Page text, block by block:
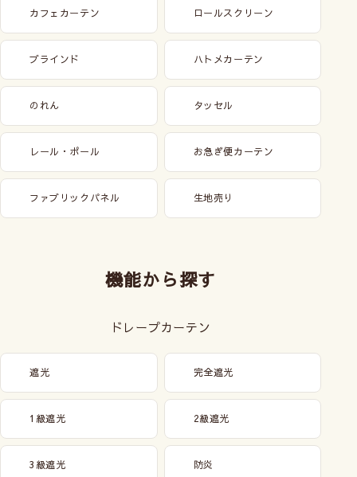
カフェカーテン ロールスクリーン
ブラインド ハトメカーテン
のれん タッセル
レール・ポール お急ぎ便カーテン
ファブリックパネル 生地売り
機能から探す
ドレープカーテン
遮光 完全遮光
1級遮光 2級遮光
3級遮光 防炎